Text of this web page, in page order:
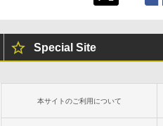
Special Site
本サイトのご利用について